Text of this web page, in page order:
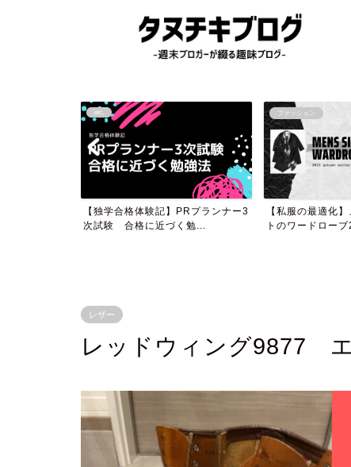
ファッション
【私服の最適化】メンズシンプリス
トのワードローブ2022...
etc.
【icon themer
ム画面のア...
レザー
レッドウィング9877